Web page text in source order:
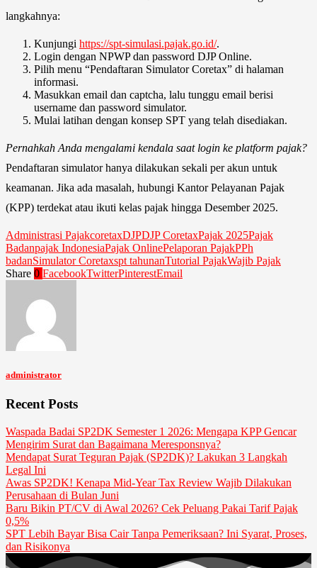
langkahnya:
Kunjungi https://spt-simulasi.pajak.go.id/.
Login dengan NPWP dan password DJP Online.
Pilih menu “Pendaftaran Simulator Coretax” di halaman
informasi.
Masukkan email dan captcha, lalu tunggu email berisi
username dan password simulator.
Mulai latihan dengan konsep SPT yang telah disediakan.
Pernahkah Anda mengalami kendala saat login ke platform pajak?
Pendaftaran simulator hanya dilakukan sekali per akun untuk
keamanan. Jika ada masalah, hubungi Kantor Pelayanan Pajak
(KPP) terdekat atau ikuti kelas pajak hingga Desember 2025.
Administrasi PajakcoretaxDJPDJP CoretaxPajak 2025Pajak
Badanpajak IndonesiaPajak OnlinePelaporan PajakPPh
badanSimulator Coretaxspt tahunanTutorial PajakWajib Pajak
Share 0 FacebookTwitterPinterestEmail
administrator
Recent Posts
Waspada Badai SP2DK Semester 1 2026: Mengapa KPP Gencar
Mengirim Surat dan Bagaimana Meresponsnya?
Mendapat Surat Teguran Pajak (SP2DK)? Lakukan 3 Langkah
Legal Ini
Awas SP2DK! Kenapa Mid-Year Tax Review Wajib Dilakukan
Perusahaan di Bulan Juni
Baru Bikin PT/CV di Awal 2026? Cek Peluang Pakai Tarif Pajak
0,5%
SPT Lebih Bayar Bisa Cair Tanpa Pemeriksaan? Ini Syarat, Proses,
dan Risikonya